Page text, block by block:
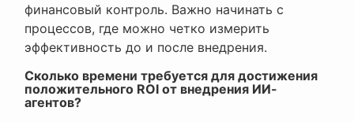
финансовый контроль. Важно начинать с
процессов, где можно четко измерить
эффективность до и после внедрения.
Сколько времени требуется для достижения
положительного ROI от внедрения ИИ-
агентов?